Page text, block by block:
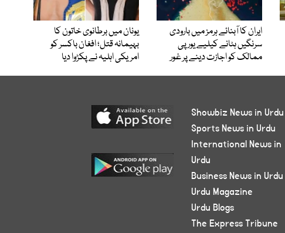
ایران کا آبنائے ہرمز میں بارودی
سرنگیں ہٹانے کیلیے یورپی
ممالک کو اجازت دینے پر غور
یونان میں برطانوی خاتون کا
بہیمانہ قتل؛ افغان باکسر کو
امریکی اہلیہ نے پکڑوا دیا
Showbiz News in Urdu
Sports News in Urdu
International News in
Urdu
Business News in Urdu
Urdu Magazine
Urdu Blogs
The Express Tribune